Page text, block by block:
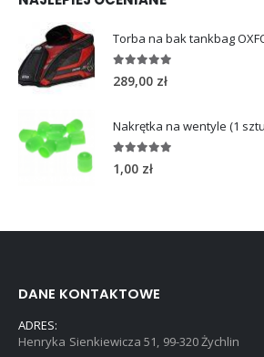
Torba na bak tankbag
out of 5
289,00 zł
Nakrętka na wentyle (1
out of 5
1,00 zł
DANE KONTAKTOWE
ADRES:
Henryka Sienkiewicza 51, 99-320 Żychlin